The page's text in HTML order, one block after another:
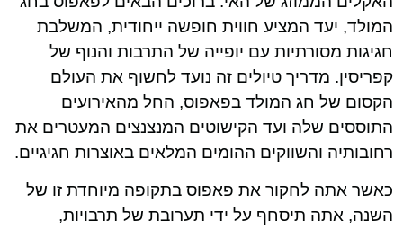
המולד, יעד המציע חווית חופשה ייחודית, המשלבת
חגיגות מסורתיות עם יופייה של התרבות והנוף של
קפריסין. מדריך טיולים זה נועד לחשוף את העולם
הקסום של חג המולד בפאפוס, החל מהאירועים
התוססים שלה ועד הקישוטים המנצנצים המעטרים את
רחובותיה והשווקים ההומים המלאים באוצרות חגיגיים.
כאשר אתה לחקור את פאפוס בתקופה מיוחדת זו של
השנה, אתה תיסחף על ידי תערובת של תרבויות,